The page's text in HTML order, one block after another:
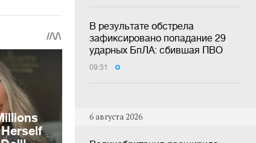
В результате обстрела
зафиксировано попадание 29
ударных БпЛА: сбившая ПВО
09:31
6 августа 2026